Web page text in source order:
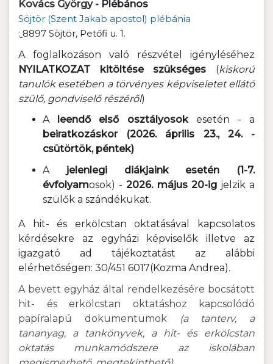
Kovács György - Plébános
Söjtör (Szent Jakab apostol) plébánia
; 8897 Söjtör, Petőfi u. 1.
A foglalkozáson való részvétel igényléséhez
NYILATKOZAT kitöltése szükséges (kiskorú
tanulók esetében a törvényes képviseletet ellátó
szülő, gondviselő részéről)
A
leendő első osztályosokesetén - a
beiratkozáskor (2026. április 23., 24. -
csütörtök, péntek)
A jelenlegi diákjaink esetén (1-7.
évfolyamosok) -2026. május 20-igjelzik a
szülők a szándékukat.
A hit- és erkölcstan oktatásával kapcsolatos
kérdésekre az egyházi képviselők illetve az
igazgató ad tájékoztatást az alábbi
elérhetőségen: 30/451 6017(Kozma Andrea).
A bevett egyház által rendelkezésére bocsátott
hit- és erkölcstan oktatáshoz kapcsolódó
papíralapú dokumentumok
(a tanterv, a
tananyag, a tankönyvek, a hit- és erkölcstan
oktatás munkamódszere az iskolában